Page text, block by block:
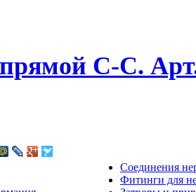
С-С.
Соединения
Фитинги для